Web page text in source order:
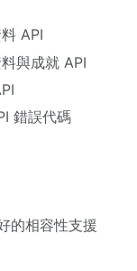
API
與成就 API
錯誤代碼
的相容性支援